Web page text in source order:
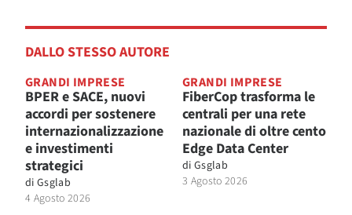
DALLO STESSO AUTORE
GRANDI IMPRESE
BPER e SACE, nuovi
accordi per sostenere
internazionalizzazione
e investimenti
strategici
di Gsglab
4 Agosto 2026
GRANDI IMPRESE
FiberCop trasforma le
centrali per una rete
nazionale di oltre cento
Edge Data Center
di Gsglab
3 Agosto 2026